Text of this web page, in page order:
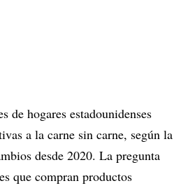
de hogares estadounidenses
a la carne sin carne, según la
desde 2020. La pregunta
que compran productos